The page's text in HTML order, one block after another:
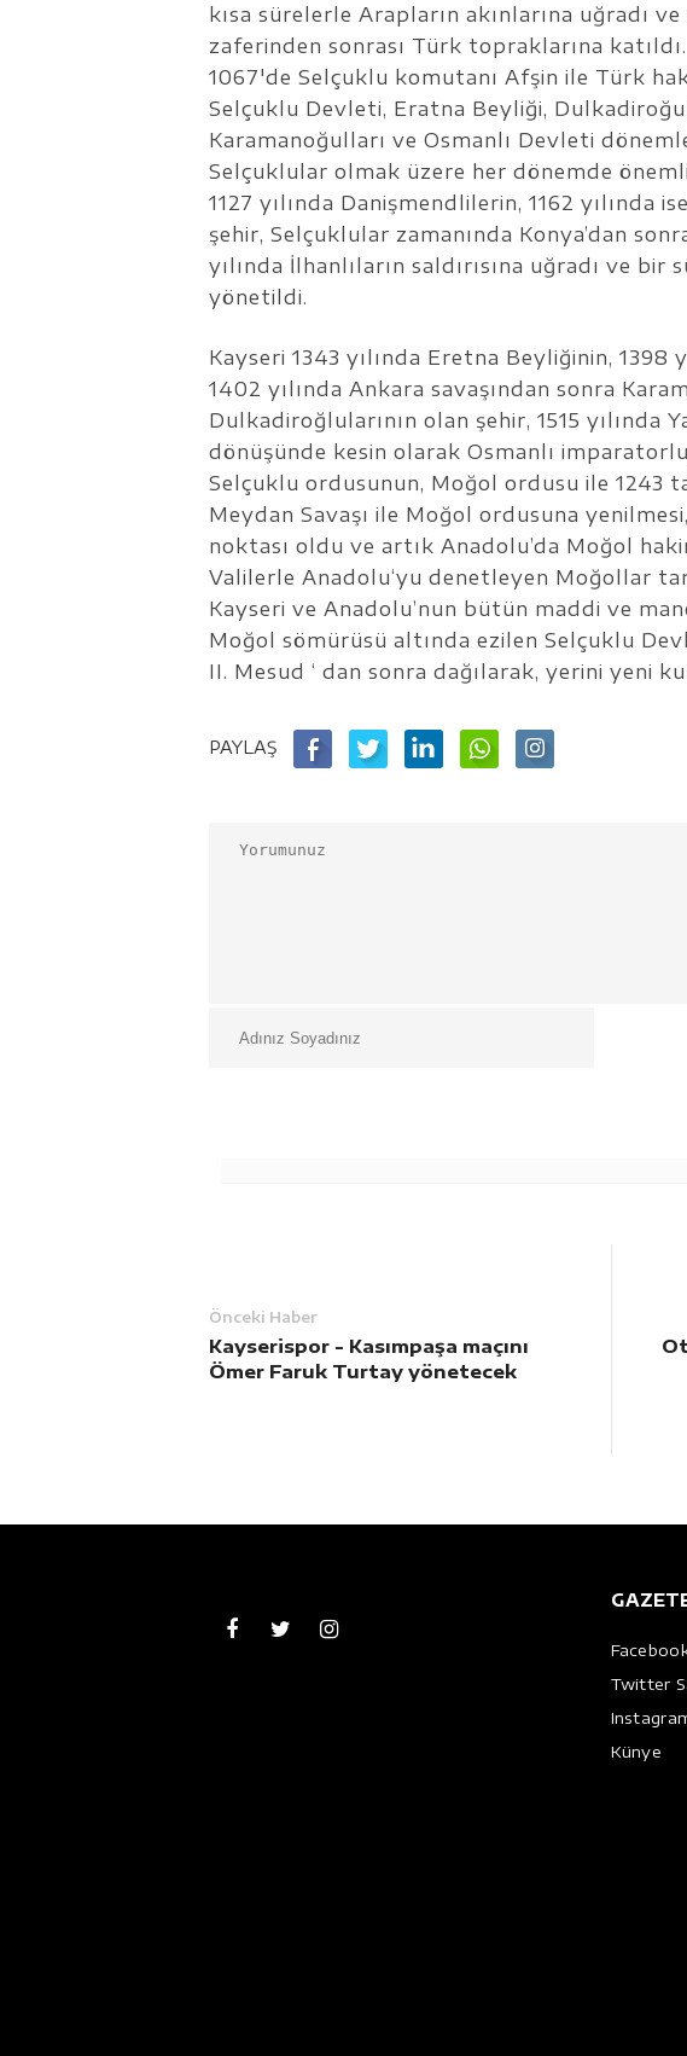
kısa sürelerle Arapların akınlarına uğradı
zaferinden sonrası Türk topraklarına katıldı.
1067'de Selçuklu komutanı Afşin ile Türk
Selçuklu Devleti, Eratna Beyliği,
Karamanoğulları ve Osmanlı Devleti
Selçuklular olmak üzere her dönemde
1127 yılında Danişmendlilerin, 1162 yılında
şehir, Selçuklular zamanında Konya’dan
yılında İlhanlıların saldırısına uğradı ve
yönetildi.
Kayseri 1343 yılında Eretna Beyliğinin, 1398
1402 yılında Ankara savaşından sonra
Dulkadiroğlularının olan şehir, 1515 yılında
dönüşünde kesin olarak Osmanlı
Selçuklu ordusunun, Moğol ordusu ile 1243
Meydan Savaşı ile Moğol ordusuna
noktası oldu ve artık Anadolu’da Moğol
Valilerle Anadolu‘yu denetleyen Moğollar
Kayseri ve Anadolu’nun bütün maddi ve
Moğol sömürüsü altında ezilen Selçuklu
II. Mesud ‘ dan sonra dağılarak, yerini yeni
PAYLAŞ
Önceki Haber
Kayserispor - Kasımpaşa maçını
Ömer Faruk Turtay yönetecek
Twitter
Künye